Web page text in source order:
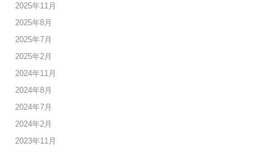
2025年11月
2025年8月
2025年7月
2025年2月
2024年11月
2024年8月
2024年7月
2024年2月
2023年11月